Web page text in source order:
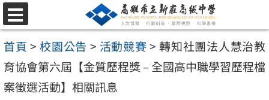
跳
至
主
要
內
選
單
首頁 > 校園公告 > 活動競賽 > 轉知社團法人慧治教
育協會第六屆【金質歷程獎 – 全國高中職學習歷程檔
案徵選活動】相關訊息